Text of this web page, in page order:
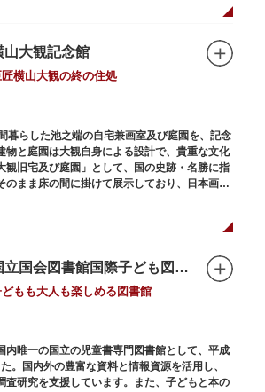
山大観記念館
匠横山大観の終の住処
暮らした池之端の自宅兼画室及び庭園を、記念
物と庭園は大観自身による設計で、貴重な文化
観旧宅及び庭園」として、国の史跡・名勝に指
のまま床の間に掛けて展示しており、日本画本
な空間です。
国立国会図書館国際子ども図書館
もも大人も楽しめる図書館
内唯一の国立の児童書専門図書館として、平成
。国内外の豊富な資料と情報資源を活用し、
査研究を支援しています。また、子どもと本の